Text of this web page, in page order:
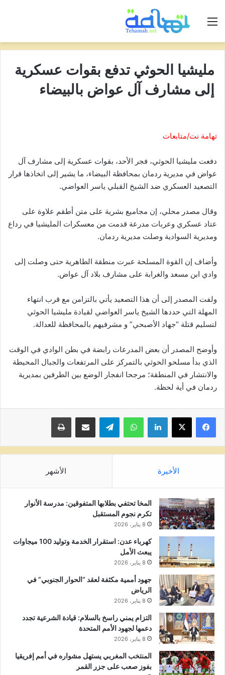
القائمة
مليشيا الحوثي تدفع بقوات عسكرية
إلى مشارف آل عواض بالبيضاء
تهامة نت/متابعات
دفعت مليشيا الحوثي، فجر الأحد، بقوات عسكرية إلى مشارف آل
عواض في مديرية ردمان بمحافظة البيضاء، ما يشير إلى اتخاذها قرار
التصعيد العسكري ضد الشيخ القبلي ياسر العواضي.
وقال مصدر محلي، إن مجاميع بشرية على متن أطقم علاوة على
عتاد عسكري وعربات مدرعة قدمت من معسكرات المليشيا في رداع
ومديرية السوادية وصلت مديرية ردمان.
وأضاف إن القوة المسلحة عبرت منطقة الطاهرية حتى وصلت إلى
وادي ابن مسعد والغرابة على مشارف بلاد آل عواض.
ولفت المصدر إلى أن هذا التصعيد يأتي بالتزامن مع قرب انتهاء
المهلة التي حددها الشيخ ياسر العواضي لقيادة مليشيا الحوثي
لتسليم قتلة “جهاد الأصبحي” و مشرفيهم بالمحافظة للعدالة.
وأوضح المصدر أن بعض المدرعات رابضة في بطن الوادي في الوقت
الذي بدأ مسلحو الحوثي بالتمركز على المرتفعات والجبال المحيطة
والانتشار في المنطقة؛ مرجحا انفجار الوضع بين الطرفين بمديرية
ردمان في أية لحظة.
لينكدإن واتساب تيلقرام مشاركة عبر البريد طباعة
الأخيرة الأشهر
المخا تحتفي بطلابها المتفوقين: مدرسة الأنوار
تكرم نجوم المستقبل
8 يناير، 2026
كهرباء عدن: استقرار الخدمة وتوليد 100 ميجاوات
يبعث الأمل
8 يناير، 2026
جهود أممية مكثفة لعقد “الحوار الجنوبي” في
الرياض
8 يناير، 2026
التزام يمني راسخ بالسلام: قيادة الشرعية تجدد
دعمها لجهود الأمم المتحدة
8 يناير، 2026
المنتخب المغربي يستهل مشواره في أمم إفريقيا
بفوز صعب على جزر القمر